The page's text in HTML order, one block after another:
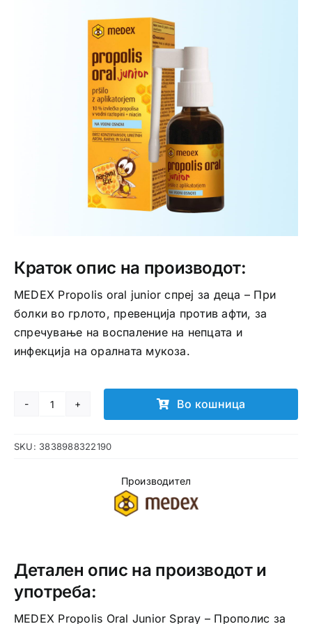
Интимно здравје
Лична хигиена
Медицински апрати
Краток опис на производот:
MEDEX Propolis oral junior спреј за деца – При
болки во грлото, превенција против афти, за
спречување на воспаление на непцата и
инфекција на оралната мукоза.
MEDEX
oral
Во кошница
SKU: 3838988322190
Производител
Детален опис на производот и
употреба:
MEDEX Propolis Oral Junior Spray – Прополис за